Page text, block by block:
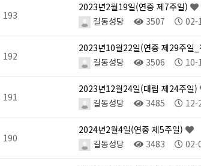
193
2023년2월19일(연중 제7주일)
길동성당
3507 02-
192
2023년10월22일(연중 제29주일
길동성당
3506 10-
191
2023년12월24일(대림 제24주일)
길동성당
3485 12-
190
2024년2월4일(연중 제5주일)
길동성당
3483 02-